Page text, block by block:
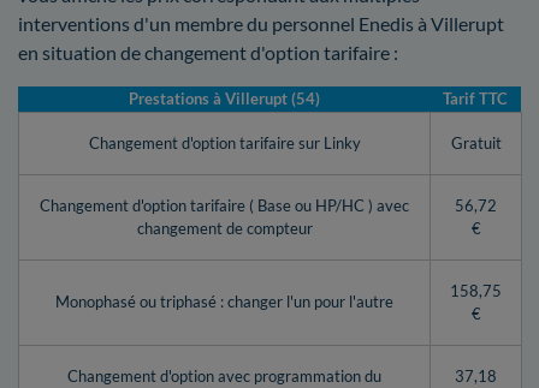
interventions d'un membre du personnel Enedis à Villerupt
en situation de changement d'option tarifaire :
Prestations à Villerupt (54) Tarif TTC
Changement d'option tarifaire sur Linky Gratuit
Changement d'option tarifaire ( Base ou HP/HC ) avec
changement de compteur
56,72
€
Monophasé ou triphasé : changer l'un pour l'autre
158,75
€
Changement d'option avec programmation du
37,18